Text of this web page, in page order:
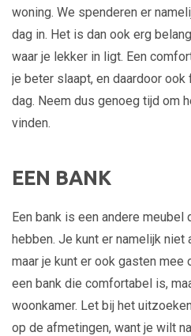
woning. We spenderen er
dag in. Het is dan ook erg
waar je lekker in ligt. Een
je beter slaapt, en daardoor
dag. Neem dus genoeg tijd om
vinden.
EEN BANK
Een bank is een andere
hebben. Je kunt er namelijk niet
maar je kunt er ook gasten mee
een bank die comfortabel is,
woonkamer. Let bij het
op de afmetingen, want je wilt